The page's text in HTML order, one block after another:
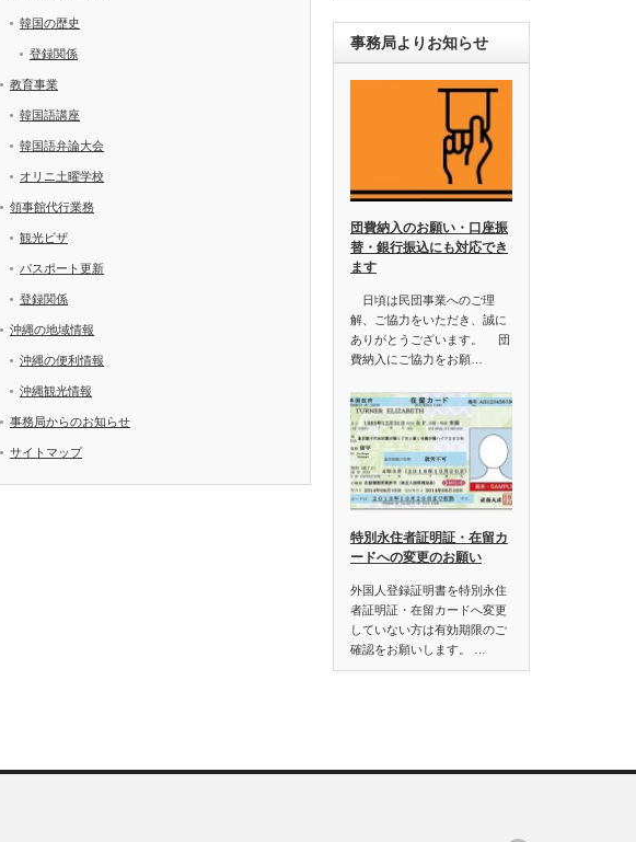
韓国の歴史
登録関係
教育事業
韓国語講座
韓国語弁論大会
オリニ土曜学校
領事館代行業務
観光ビザ
パスポート更新
登録関係
沖縄の地域情報
沖縄の便利情報
沖縄観光情報
事務局からのお知らせ
サイトマップ
事務局よりお知らせ
団費納入のお願い・口座振
替・銀行振込にも対応でき
ます
日頃は民団事業へのご理
解、ご協力をいただき、誠に
ありがとうございます。 団
費納入にご協力をお願…
特別永住者証明証・在留カ
ードへの変更のお願い
外国人登録証明書を特別永住
者証明証・在留カードへ変更
していない方は有効期限のご
確認をお願いします。 …